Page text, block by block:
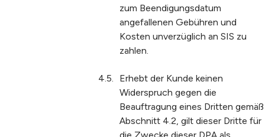
zum Beendigungsdatum
angefallenen Gebühren und
Kosten unverzüglich an SIS zu
zahlen.
Erhebt der Kunde keinen
Widerspruch gegen die
Beauftragung eines Dritten gemäß
Abschnitt 4.2, gilt dieser Dritte für